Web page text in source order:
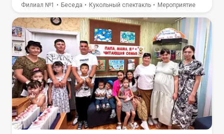
Филиал №1 Беседа Кукольный спектакль Мероприятие